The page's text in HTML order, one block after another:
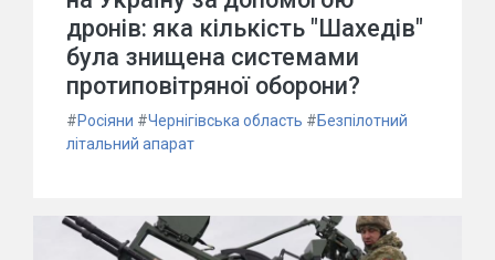
дронів: яка кількість "Шахедів"
була знищена системами
протиповітряної оборони?
#Росіяни #Чернігівська область #Безпілотний
літальний апарат